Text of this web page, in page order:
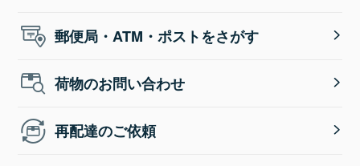
郵便局・ATM・ポストをさがす
荷物のお問い合わせ
再配達のご依頼